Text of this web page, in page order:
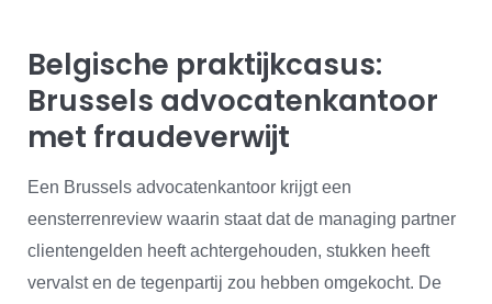
Belgische praktijkcasus:
Brussels advocatenkantoor
met fraudeverwijt
Een Brussels advocatenkantoor krijgt een
eensterrenreview waarin staat dat de managing partner
clientengelden heeft achtergehouden, stukken heeft
vervalst en de tegenpartij zou hebben omgekocht. De